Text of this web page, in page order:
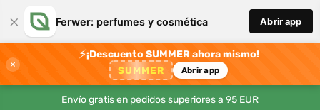
× Ferwer: perfumes y cosmética Abrir app
×
⚡¡Descuento SUMMER ahora mismo!
SUMMER Abrir app
Envío gratis en pedidos superiores a 95 EUR